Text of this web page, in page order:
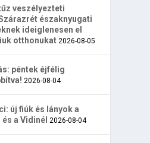
veszélyezteti
északnyugati
ideiglenesen el
otthonukat 2026-08-05
péntek éjfélig
2026-08-04
új fiúk és lányok a
és a Vidinél 2026-08-04